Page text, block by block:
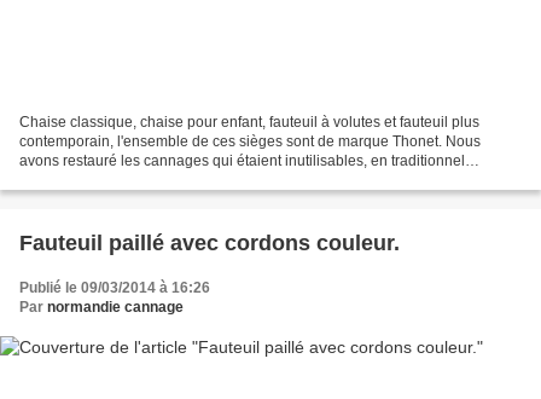
Chaise classique, chaise pour enfant, fauteuil à volutes et fauteuil plus
contemporain, l'ensemble de ces sièges sont de marque Thonet. Nous
avons restauré les cannages qui étaient inutilisables, en traditionnel
Fauteuil paillé avec cordons couleur.
Publié le 09/03/2014 à 16:26
Par normandie cannage